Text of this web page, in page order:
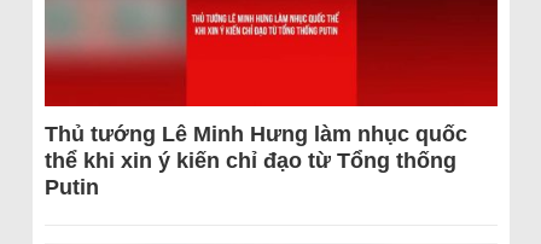
Thủ tướng Lê Minh Hưng làm nhục quốc
thể khi xin ý kiến chỉ đạo từ Tổng thống
Putin